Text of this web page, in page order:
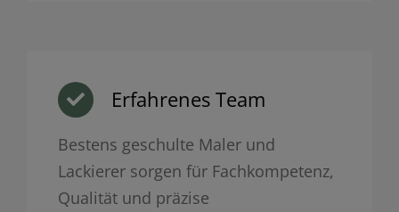
Erfahrenes Team
Bestens geschulte Maler und
Lackierer sorgen für Fachkompetenz,
Qualität und präzise